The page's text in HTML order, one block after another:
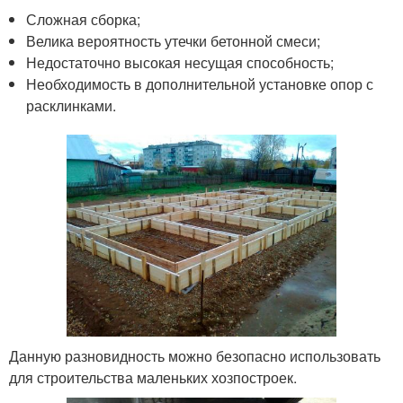
Сложная сборка;
Велика вероятность утечки бетонной смеси;
Недостаточно высокая несущая способность;
Необходимость в дополнительной установке опор с
расклинками.
Данную разновидность можно безопасно использовать
для строительства маленьких хозпостроек.